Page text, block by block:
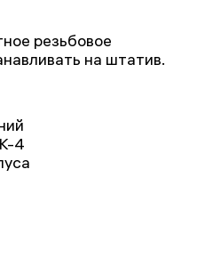
резьбовое
на штатив.
4